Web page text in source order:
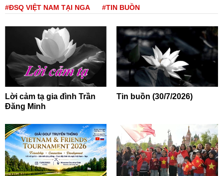
#ĐSQ VIỆT NAM TẠI NGA #TIN BUỒN
Lời cảm tạ gia đình Trần
Đăng Minh
Tin buồn (30/7/2026)